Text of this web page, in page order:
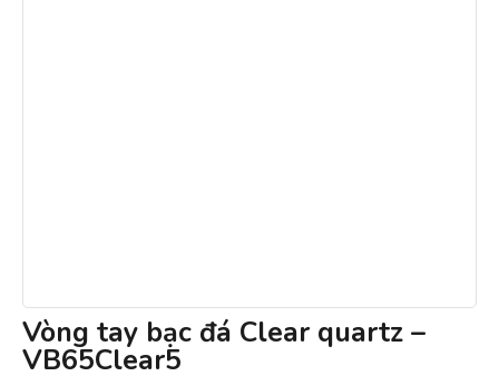
Vòng tay bạc đá Clear quartz –
VB65Clear5